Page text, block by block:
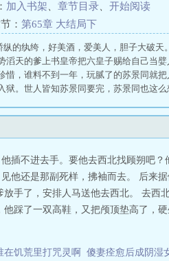
加入书架 章节目录
开始阅读
： 第65章 大结局下
的纨绔，好美酒，爱美人，胆子大破天
天的爹上书皇帝把六皇子赐给自己当
，谁料不到一年，玩腻了的苏景同就
。世人皆知苏景同要完，苏景同也这
崇拜得五体投地，纷纷撮合，准备迎
着顾朔耀武扬威。将士们忍不了一点，
让我做个饱死鬼上路吧。做的漂亮点
插不进去手。要他去西北找顾朔吧
他还是那副死样，拂袖而去。 后来据
手了，安排人马送他去西北。 去西
踩了一双高鞋，又把颅顶垫高了，
在饥荒里打咒灵啊 傻妻痊愈后成阴湿